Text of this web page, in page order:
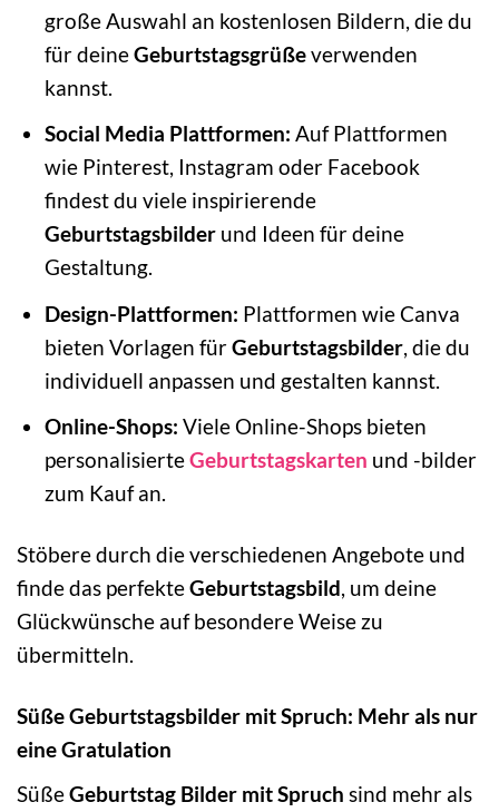
große Auswahl an kostenlosen Bildern, die du
für deineGeburtstagsgrüßeverwenden
kannst.
Social Media Plattformen: Auf Plattformen
wie Pinterest, Instagram oder Facebook
findest du viele inspirierende
Geburtstagsbilderund Ideen für deine
Gestaltung.
Design-Plattformen: Plattformen wie Canva
bieten Vorlagen fürGeburtstagsbilder, die du
individuell anpassen und gestalten kannst.
Online-Shops: Viele Online-Shops bieten
personalisierteGeburtstagskarten und -bilder
zum Kauf an.
Stöbere durch die verschiedenen Angebote und
finde das perfekteGeburtstagsbild, um deine
Glückwünsche auf besondere Weise zu
übermitteln.
Süße Geburtstagsbilder mit Spruch: Mehr als nur
eine Gratulation
SüßeGeburtstag Bilder mit Spruch sind mehr als